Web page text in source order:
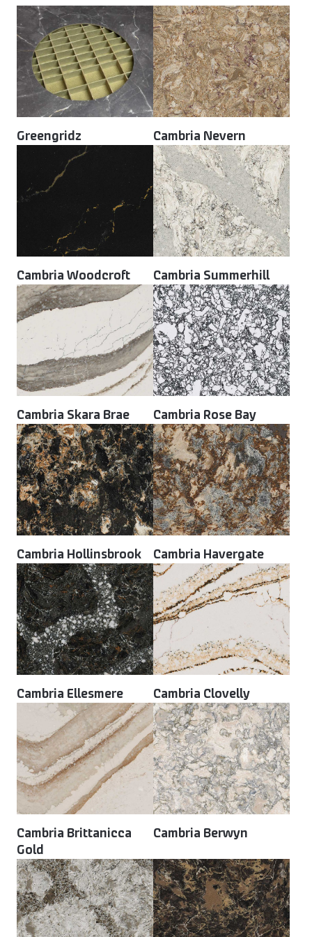
Greengridz Cambria Nevern
Cambria Woodcroft Cambria Summerhill
Cambria Skara Brae Cambria Rose Bay
Cambria Hollinsbrook Cambria Havergate
Cambria Ellesmere Cambria Clovelly
Cambria Brittanicca
Gold
Cambria Berwyn